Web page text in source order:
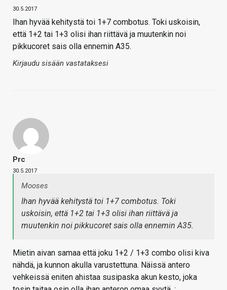
30.5.2017
Ihan hyvää kehitystä toi 1+7 combotus. Toki uskoisin,
että 1+2 tai 1+3 olisi ihan riittävä ja muutenkin noi
pikkucoret sais olla ennemin A35.
Kirjaudu sisään vastataksesi
Prc
30.5.2017
Mooses
Ihan hyvää kehitystä toi 1+7 combotus. Toki
uskoisin, että 1+2 tai 1+3 olisi ihan riittävä ja
muutenkin noi pikkucoret sais olla ennemin A35.
Mietin aivan samaa että joku 1+2 / 1+3 combo olisi kiva
nähdä, ja kunnon akulla varustettuna. Näissä antero
vehkeissä eniten ahistaa susipaska akun kesto, joka